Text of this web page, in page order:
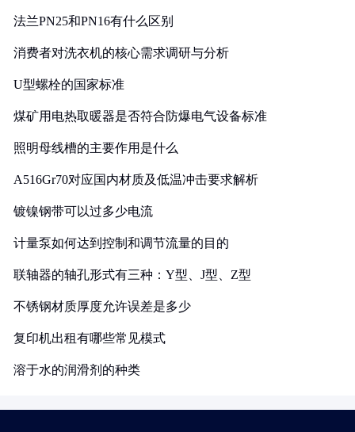
法兰PN25和PN16有什么区别
消费者对洗衣机的核心需求调研与分析
U型螺栓的国家标准
煤矿用电热取暖器是否符合防爆电气设备标准
照明母线槽的主要作用是什么
A516Gr70对应国内材质及低温冲击要求解析
镀镍钢带可以过多少电流
计量泵如何达到控制和调节流量的目的
联轴器的轴孔形式有三种：Y型、J型、Z型
不锈钢材质厚度允许误差是多少
复印机出租有哪些常见模式
溶于水的润滑剂的种类